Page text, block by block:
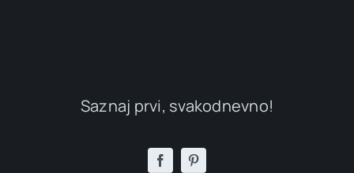
Saznaj prvi, svakodnevno!